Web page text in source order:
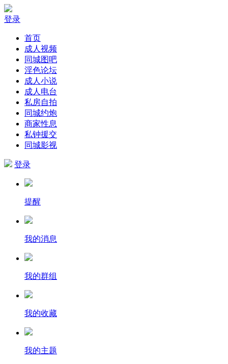
登录
首页
成人视频
同城图吧
淫色论坛
成人小说
成人电台
私房自拍
同城约炮
商家性息
私钟援交
同城影视
登录
提醒
我的消息
我的群组
我的收藏
我的主题